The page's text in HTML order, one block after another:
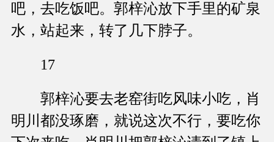
吧，去吃饭吧。郭梓沁放下手里的矿泉
水，站起来，转了几下脖子。
17
郭梓沁要去老窑街吃风味小吃，肖
明川都没琢磨，就说这次不行，要吃你